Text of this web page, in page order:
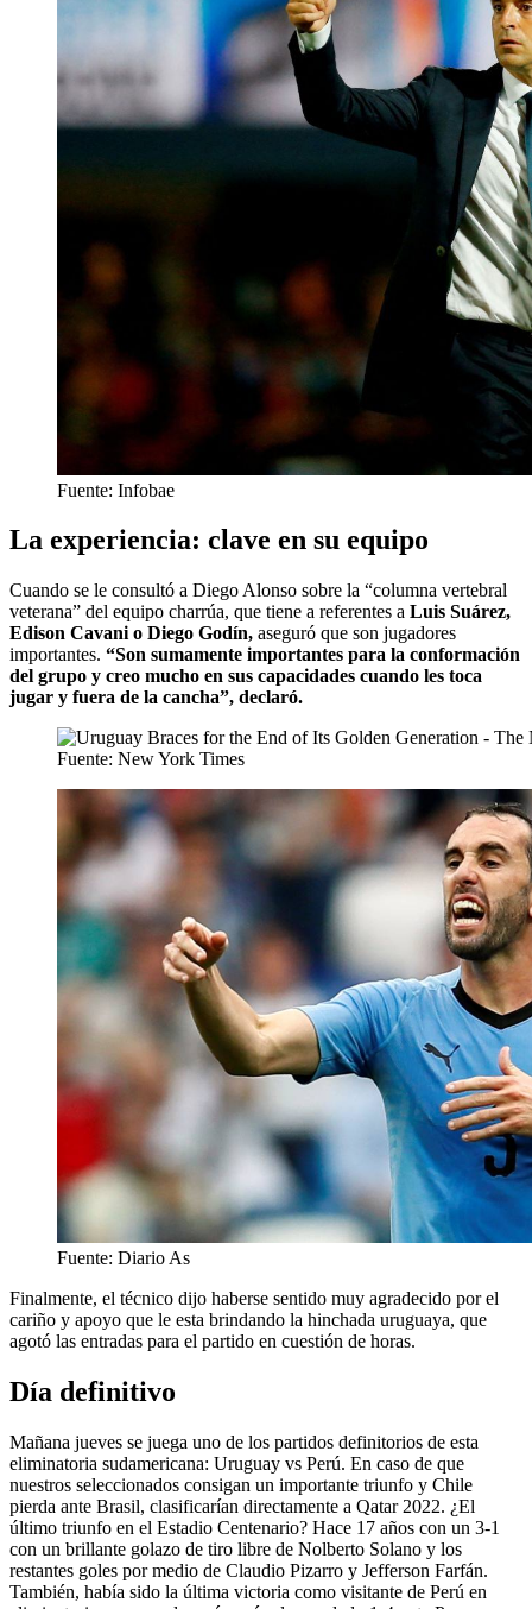
Fuente: Infobae
La experiencia: clave en su equipo
Cuando se le consultó a Diego Alonso sobre la “columna vertebral
veterana” del equipo charrúa, que tiene a referentes a Luis Suárez,
Edison Cavani o Diego Godín, aseguró que son jugadores
importantes. “Son sumamente importantes para la conformación
del grupo y creo mucho en sus capacidades cuando les toca
jugar y fuera de la cancha”, declaró.
Fuente: New York Times
Fuente: Diario As
Finalmente, el técnico dijo haberse sentido muy agradecido por el
cariño y apoyo que le esta brindando la hinchada uruguaya, que
agotó las entradas para el partido en cuestión de horas.
Día definitivo
Mañana jueves se juega uno de los partidos definitorios de esta
eliminatoria sudamericana: Uruguay vs Perú. En caso de que
nuestros seleccionados consigan un importante triunfo y Chile
pierda ante Brasil, clasificarían directamente a Qatar 2022. ¿El
último triunfo en el Estadio Centenario? Hace 17 años con un 3-1
con un brillante golazo de tiro libre de Nolberto Solano y los
restantes goles por medio de Claudio Pizarro y Jefferson Farfán.
También, había sido la última victoria como visitante de Perú en